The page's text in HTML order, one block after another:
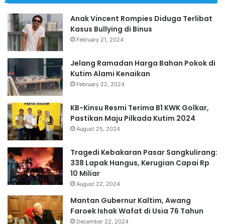
Anak Vincent Rompies Diduga Terlibat
Kasus Bullying di Binus
February 21, 2024
Jelang Ramadan Harga Bahan Pokok di
Kutim Alami Kenaikan
February 22, 2024
KB-Kinsu Resmi Terima B1 KWK Golkar,
Pastikan Maju Pilkada Kutim 2024
August 25, 2024
Tragedi Kebakaran Pasar Sangkulirang:
338 Lapak Hangus, Kerugian Capai Rp
10 Miliar
August 22, 2024
Mantan Gubernur Kaltim, Awang
Faroek Ishak Wafat di Usia 76 Tahun
December 22, 2024